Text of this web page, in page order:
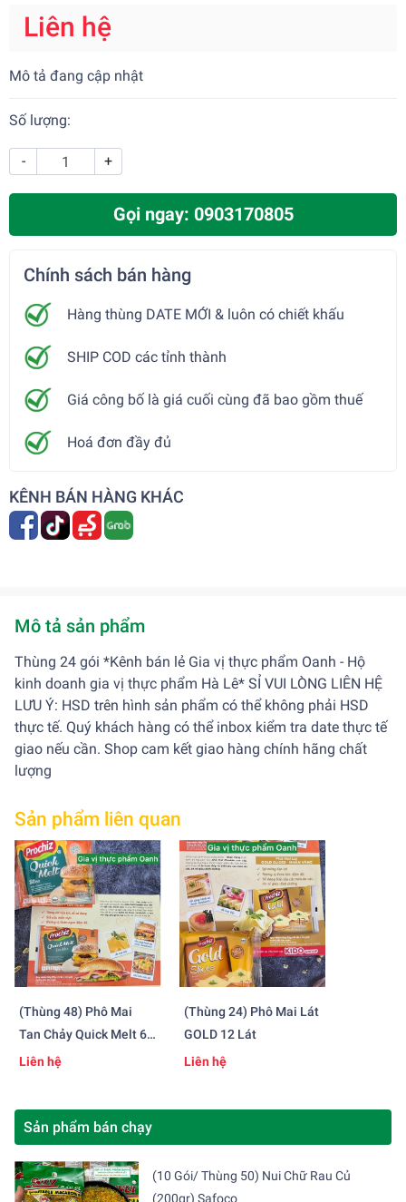
Liên hệ
Mô tả đang cập nhật
Số lượng:
- +
Gọi ngay: 0903170805
Chính sách bán hàng
Hàng thùng DATE MỚI & luôn có chiết khấu
SHIP COD các tỉnh thành
Giá công bố là giá cuối cùng đã bao gồm thuế
Hoá đơn đầy đủ
KÊNH BÁN HÀNG KHÁC
Mô tả sản phẩm
Thùng 24 gói *Kênh bán lẻ Gia vị thực phẩm Oanh - Hộ
kinh doanh gia vị thực phẩm Hà Lê* SỈ VUI LÒNG LIÊN HỆ
LƯU Ý: HSD trên hình sản phẩm có thể không phải HSD
thực tế. Quý khách hàng có thể inbox kiểm tra date thực tế
giao nếu cần. Shop cam kết giao hàng chính hãng chất
lượng
Sản phẩm liên quan
(Thùng 48) Phô Mai
Tan Chảy Quick Melt 6
Lát
Liên hệ
(Thùng 24) Phô Mai Lát
GOLD 12 Lát
Liên hệ
Sản phẩm bán chạy
(10 Gói/ Thùng 50) Nui Chữ Rau Củ
(200gr) Safoco